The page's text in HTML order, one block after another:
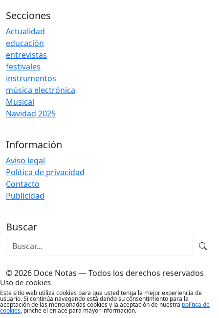
Secciones
Actualidad
educación
entrevistas
festivales
instrumentos
música electrónica
Musical
Navidad 2025
Información
Aviso legal
Política de privacidad
Contacto
Publicidad
Buscar
© 2026 Doce Notas — Todos los derechos reservados
Uso de cookies
Este sitio web utiliza cookies para que usted tenga la mejor experiencia de
usuario. Si continúa navegando está dando su consentimiento para la
aceptación de las mencionadas cookies y la aceptación de nuestra política de
cookies, pinche el enlace para mayor información.